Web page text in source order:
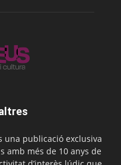
una publicació exclusiva
amb més de 10 anys de